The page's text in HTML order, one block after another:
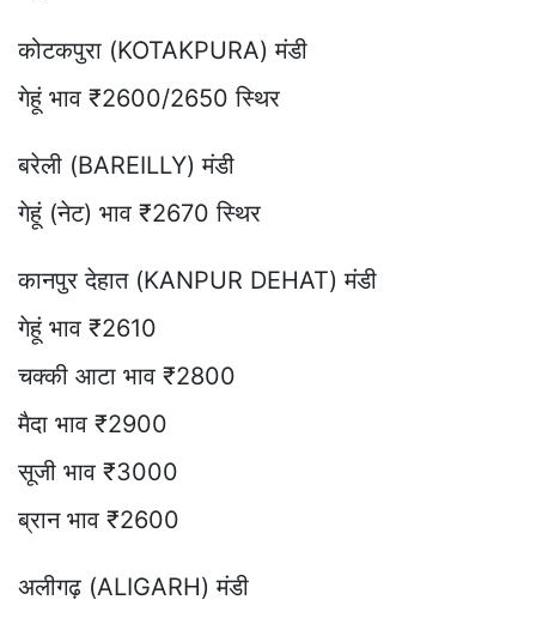
कोटकपुरा (KOTAKPURA) मंडी
गेहूं भाव ₹2600/2650 स्थिर
बरेली (BAREILLY) मंडी
गेहूं (नेट) भाव ₹2670 स्थिर
कानपुर देहात (KANPUR DEHAT) मंडी
गेहूं भाव ₹2610
चक्की आटा भाव ₹2800
मैदा भाव ₹2900
सूजी भाव ₹3000
ब्रान भाव ₹2600
अलीगढ़ (ALIGARH) मंडी